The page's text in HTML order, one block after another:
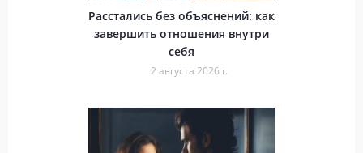
Расстались без объяснений: как
завершить отношения внутри
себя
2 августа 2026 г.